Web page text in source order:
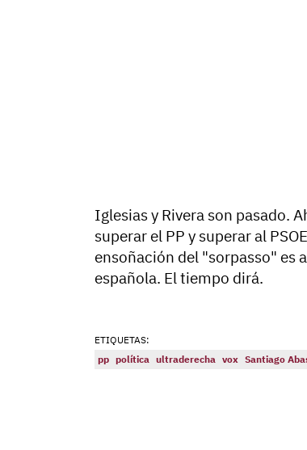
Iglesias y Rivera son pasado.
superar el PP y superar al
ensoñación del "sorpasso" es
española. El tiempo dirá.
ETIQUETAS:
pp política ultraderecha vox Santiago